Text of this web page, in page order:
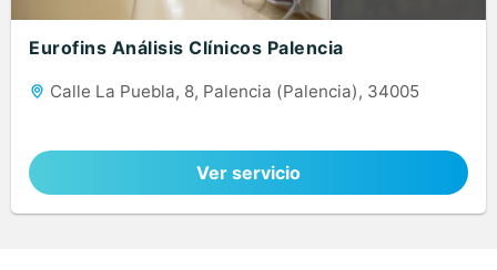
Eurofins Análisis Clínicos Palencia
Calle La Puebla, 8, Palencia (Palencia), 34005
Ver servicio